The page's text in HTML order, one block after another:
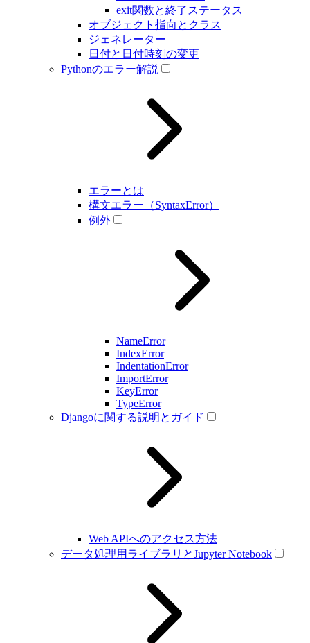
exit関数と終了ステータス
オブジェクト指向とクラス
ジェネレーター
日付と日付時刻の変更
Pythonのエラー解説
エラーとは
構文エラー（SyntaxError）
例外
NameError
IndexError
IndentationError
ImportError
KeyError
TypeError
Djangoに関する説明とガイド
Web APIへのアクセス方法
データ処理用ライブラリとJupyter Notebook